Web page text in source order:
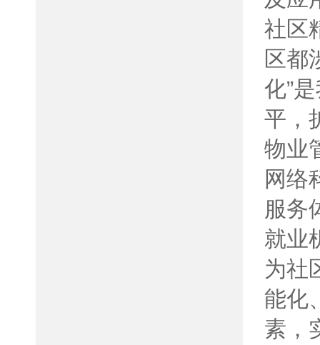
社区
区都
化”
平，
物业
网络
服务
就业
为社
能化
素，